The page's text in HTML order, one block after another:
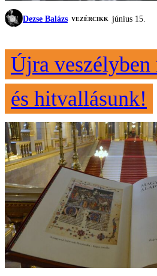
Dezse Balázs VEZÉRCIKK június 15.
Újra veszélyben
és hitvallásunk!